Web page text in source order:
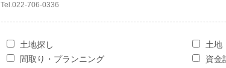
Tel.022-706-0336
土地探し
土地
間取り・プランニング
資金